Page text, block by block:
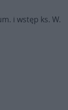
i wstęp ks. W.